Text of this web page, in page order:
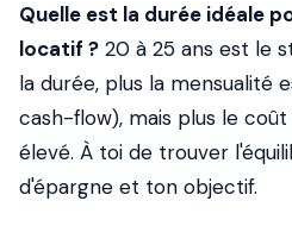
Quelle est la durée idéale
locatif ? 20 à 25 ans est le
la durée, plus la mensualité
cash-flow), mais plus le
élevé. À toi de trouver
d'épargne et ton objectif.